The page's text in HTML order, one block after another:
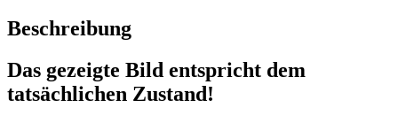
Beschreibung
Das gezeigte Bild entspricht dem
tatsächlichen Zustand!